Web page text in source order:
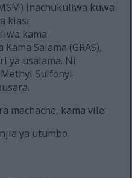
inachukuliwa kuwa
kiasi
kama
Salama (GRAS),
ya usalama. Ni
Sulfonyl
machache, kama vile:
ya utumbo